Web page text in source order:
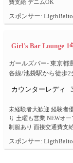
費支給 デニムOK
スポンサー: LigthBaito
Girl's Bar Lounge 1
ガールズバー- 東京都
各線/池袋駅から徒歩2
カウンターレディ
未経験者大歓迎 経験者
り 土曜も営業 NEWオ
制服あり 面接交通費支
スポンサー: LigthBaito